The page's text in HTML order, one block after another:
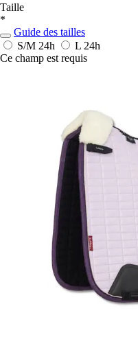
Taille
*
Guide des tailles
S/M 24h L 24h
Ce champ est requis